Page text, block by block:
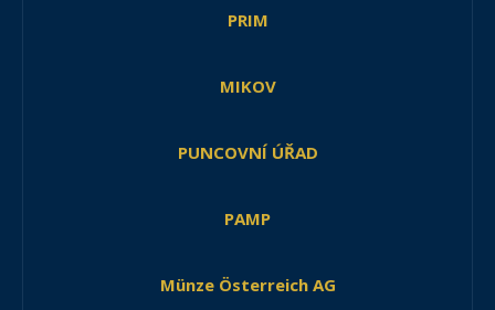
PRIM
MIKOV
PUNCOVNÍ ÚŘAD
PAMP
Münze Österreich AG